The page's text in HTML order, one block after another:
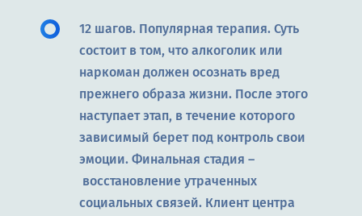
12 шагов. Популярная терапия. Суть
состоит в том, что алкоголик или
наркоман должен осознать вред
прежнего образа жизни. После этого
наступает этап, в течение которого
зависимый берет под контроль свои
эмоции. Финальная стадия –
восстановление утраченных
социальных связей. Клиент центра